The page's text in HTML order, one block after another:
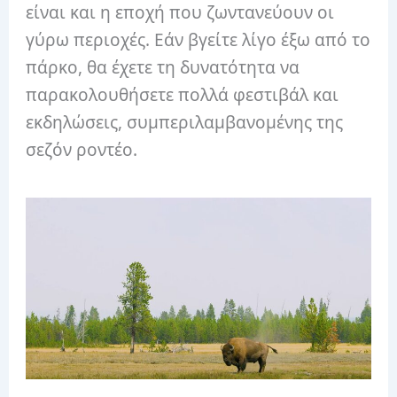
είναι και η εποχή που ζωντανεύουν οι
γύρω περιοχές. Εάν βγείτε λίγο έξω από το
πάρκο, θα έχετε τη δυνατότητα να
παρακολουθήσετε πολλά φεστιβάλ και
εκδηλώσεις, συμπεριλαμβανομένης της
σεζόν ροντέο.